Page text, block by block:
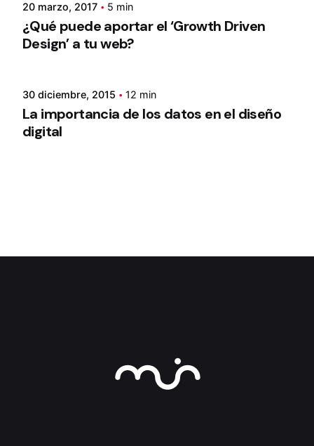
20 marzo, 2017 5 min
¿Qué puede aportar el ‘Growth Driven
Design’ a tu web?
30 diciembre, 2015 12 min
La importancia de los datos en el diseño
digital